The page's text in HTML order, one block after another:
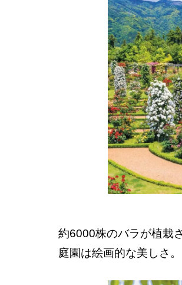
約6000株のバラが植栽
庭園は絵画的な美しさ。